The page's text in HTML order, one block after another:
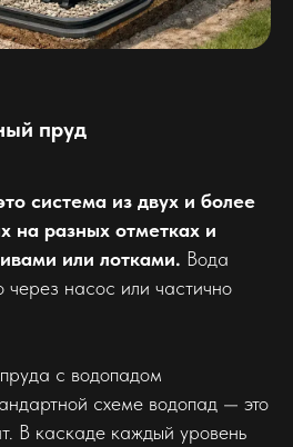
пруд
система из двух и более
на разных отметках и
или лотками. Вода
через насос или частично
с водопадом
схеме водопад — это
В каскаде каждый уровень